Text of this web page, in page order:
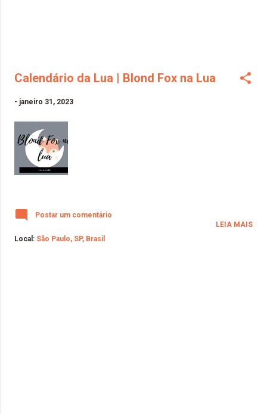
Calendário da Lua | Blond Fox na Lua
- janeiro 31, 2023
Postar um comentário
Local: São Paulo, SP, Brasil
LEIA MAIS